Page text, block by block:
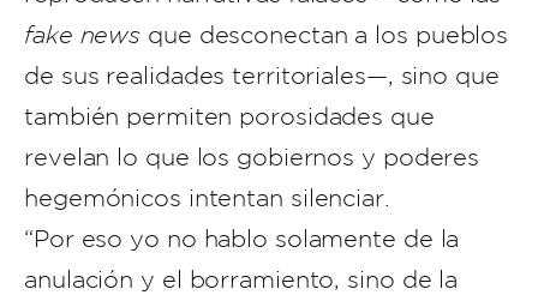
fake news que desconectan a los pueblos
de sus realidades territoriales—, sino que
también permiten porosidades que
revelan lo que los gobiernos y poderes
hegemónicos intentan silenciar.
“Por eso yo no hablo solamente de la
anulación y el borramiento, sino de la